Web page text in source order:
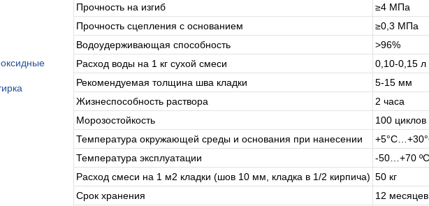
Прочность на изгиб
≥4 МПа
Прочность сцепления с основанием
≥0,3 МПа
Водоудерживающая способность
>96%
Расход воды на 1 кг сухой смеси
0,10-0,15
Рекомендуемая толщина шва кладки
5-15 мм
Жизнеспособность раствора
2 часа
Морозостойкость
100 циклов
Температура окружающей среды и основания при нанесении
Температура эксплуатации
-50…+70
Расход смеси на 1 м2 кладки (шов 10 мм, кладка в 1/2 кирпича) 50 кг
Срок хранения
12